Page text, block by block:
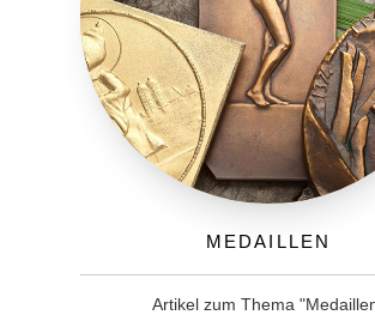
Medaillen
Artikel zum Thema